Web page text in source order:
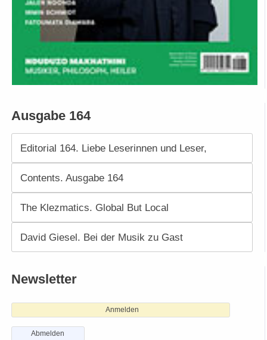
Ausgabe 164
Editorial 164. Liebe Leserinnen und Leser,
Contents. Ausgabe 164
The Klezmatics. Global But Local
David Giesel. Bei der Musik zu Gast
Newsletter
Anmelden
Abmelden